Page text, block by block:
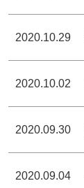
2020.10.29
2020.10.02
2020.09.30
2020.09.04